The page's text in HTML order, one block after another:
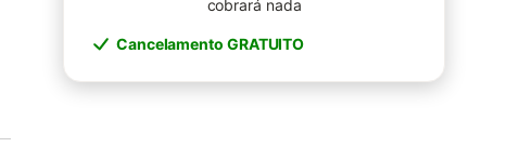
cobrará nada
Cancelamento GRATUITO